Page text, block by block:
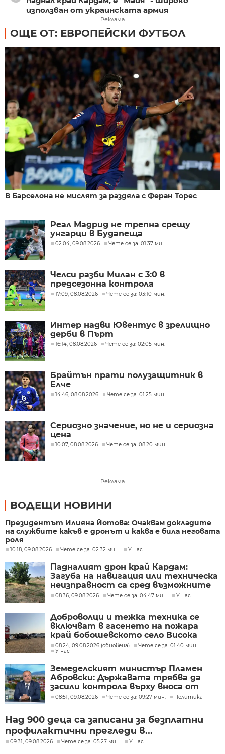
използван от украинската армия
Реклама
ОЩЕ ОТ: ЕВРОПЕЙСКИ ФУТБОЛ
В Барселона не мислят за раздяла с Феран Торес
Реал Мадрид не трепна срещу
унгарци в Будапеща
02:04, 09.08.2026 Чете се за: 01:37 мин.
Челси разби Милан с 3:0 в
предсезонна контрола
17:09, 08.08.2026 Чете се за: 03:10 мин.
Интер надви Ювентус в зрелищно
дерби в Пърт
16:14, 08.08.2026 Чете се за: 02:05 мин.
Брайтън прати полузащитник в
Елче
14:46, 08.08.2026 Чете се за: 01:25 мин.
Сериозно значение, но не и сериозна
цена
10:07, 08.08.2026 Чете се за: 08:20 мин.
Реклама
ВОДЕЩИ НОВИНИ
Президентът Илияна Йотова: Очаквам докладите
на службите какъв е дронът и каква е била неговата
роля
10:18, 09.08.2026 Чете се за: 02:32 мин. У нас
Падналият дрон край Кардам:
Загуба на навигация или техническа
неизправност са сред възможните
причини
08:36, 09.08.2026 Чете се за: 04:47 мин. У нас
Доброволци и тежка техника се
включват в гасенето на пожара
край бобошевското село Висока
могила
08:24, 09.08.2026 (обновена)
Чете се за: 01:40 мин.
У нас
Земеделският министър Пламен
Абровски: Държавата трябва да
засили контрола върху вноса от
трети страни
08:51, 09.08.2026 Чете се за: 09:27 мин. Политика
Над 900 деца са записани за безплатни
профилактични прегледи в...
09:31, 09.08.2026 Чете се за: 05:27 мин. У нас